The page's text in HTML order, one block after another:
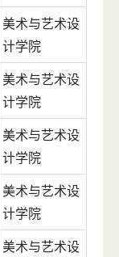
美术与艺术设
计学院
美术与艺术设
计学院
美术与艺术设
计学院
美术与艺术设
计学院
美术与艺术设